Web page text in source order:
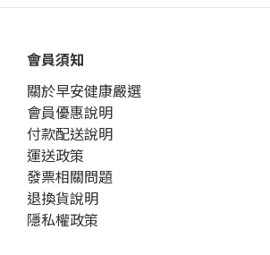
會員須知
關於早安健康嚴選
會員優惠說明
付款配送說明
運送政策
發票相關問題
退換貨說明
隱私權政策